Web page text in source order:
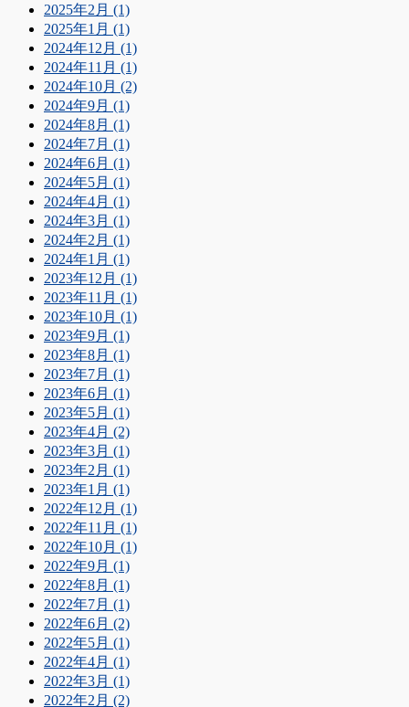
2025年2月 (1)
2025年1月 (1)
2024年12月 (1)
2024年11月 (1)
2024年10月 (2)
2024年9月 (1)
2024年8月 (1)
2024年7月 (1)
2024年6月 (1)
2024年5月 (1)
2024年4月 (1)
2024年3月 (1)
2024年2月 (1)
2024年1月 (1)
2023年12月 (1)
2023年11月 (1)
2023年10月 (1)
2023年9月 (1)
2023年8月 (1)
2023年7月 (1)
2023年6月 (1)
2023年5月 (1)
2023年4月 (2)
2023年3月 (1)
2023年2月 (1)
2023年1月 (1)
2022年12月 (1)
2022年11月 (1)
2022年10月 (1)
2022年9月 (1)
2022年8月 (1)
2022年7月 (1)
2022年6月 (2)
2022年5月 (1)
2022年4月 (1)
2022年3月 (1)
2022年2月 (2)